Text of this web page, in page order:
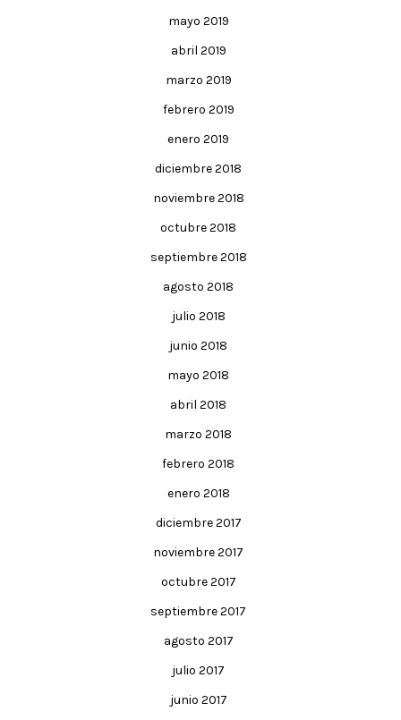
mayo 2019
abril 2019
marzo 2019
febrero 2019
enero 2019
diciembre 2018
noviembre 2018
octubre 2018
septiembre 2018
agosto 2018
julio 2018
junio 2018
mayo 2018
abril 2018
marzo 2018
febrero 2018
enero 2018
diciembre 2017
noviembre 2017
octubre 2017
septiembre 2017
agosto 2017
julio 2017
junio 2017